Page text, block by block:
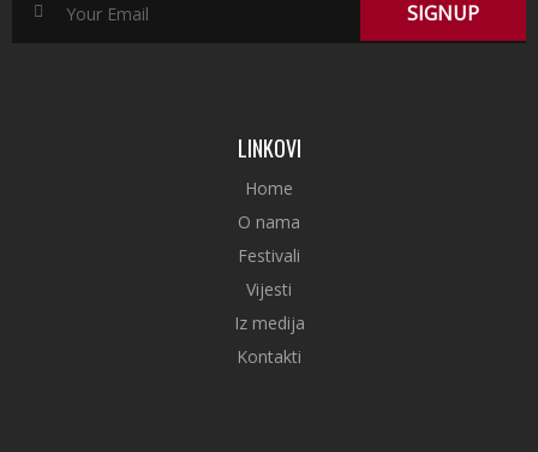
LINKOVI
Home
O nama
Festivali
Vijesti
Iz medija
Kontakti